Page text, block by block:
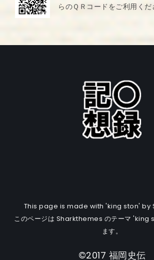
らのＱＲコードをご利用くだ
This page is made with 'king ston' by
このページは Sharkthemes のテーマ 'king
ます。
©2017 福岡史伝